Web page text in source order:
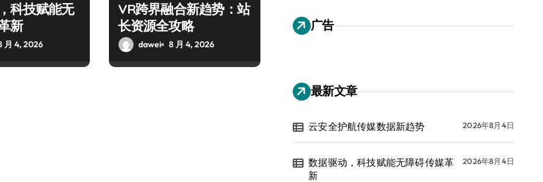
科技赋能无
新
月 4, 2026
VR跨界融合新趋势：站
长资源全攻略
dawei 8 月 4, 2026
广告
最新文章
云安全护航传媒数据新趋势 2026年8月4日
数据驱动，科技赋能无障碍传媒革
新
2026年8月4日